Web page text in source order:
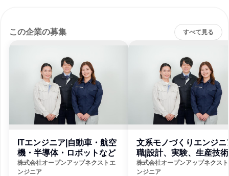
この企業の募集 すべて見る
ITエンジニア|自動車・航空
機・半導体・ロボットなど
株式会社オープンアップネクストエ
ンジニア
文系モノづくりエンジニ
職|設計、実験、生産技
品質管理等
株式会社オープンアップネクス
ンジニア